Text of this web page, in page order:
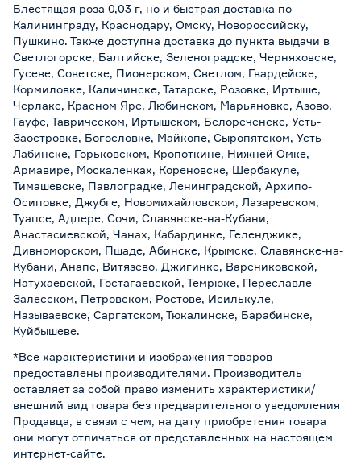
Блестящая роза 0,03 г, но и быстрая доставка по
Калининграду, Краснодару, Омску, Новороссийску,
Пушкино. Также доступна доставка до пункта выдачи в
Светлогорске, Балтийске, Зеленоградске, Черняховске,
Гусеве, Советске, Пионерском, Светлом, Гвардейске,
Кормиловке, Каличинске, Татарске, Розовке, Иртыше,
Черлаке, Красном Яре, Любинском, Марьяновке, Азово,
Гауфе, Таврическом, Иртышском, Белореченске, Усть-
Заостровке, Богословке, Майкопе, Сыропятском, Усть-
Лабинске, Горьковском, Кропоткине, Нижней Омке,
Армавире, Москаленках, Кореновске, Шербакуле,
Тимашевске, Павлоградке, Ленинградской, Архипо-
Осиповке, Джубге, Новомихайловском, Лазаревском,
Туапсе, Адлере, Сочи, Славянске-на-Кубани,
Анастасиевской, Чанах, Кабардинке, Геленджике,
Дивноморском, Пшаде, Абинске, Крымске, Славянске-на-
Кубани, Анапе, Витязево, Джигинке, Варениковской,
Натухаевской, Гостагаевской, Темрюке, Переславле-
Залесском, Петровском, Ростове, Исилькуле,
Называевске, Саргатском, Тюкалинске, Барабинске,
Куйбышеве.
*Все характеристики и изображения товаров
предоставлены производителями. Производитель
оставляет за собой право изменить характеристики/
внешний вид товара без предварительного уведомления
Продавца, в связи с чем, на дату приобретения товара
они могут отличаться от представленных на настоящем
интернет-сайте.